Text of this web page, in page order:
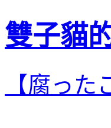
雙子貓
【腐っ